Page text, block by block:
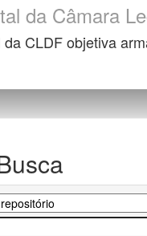
da Câmara
CLDF objetiva